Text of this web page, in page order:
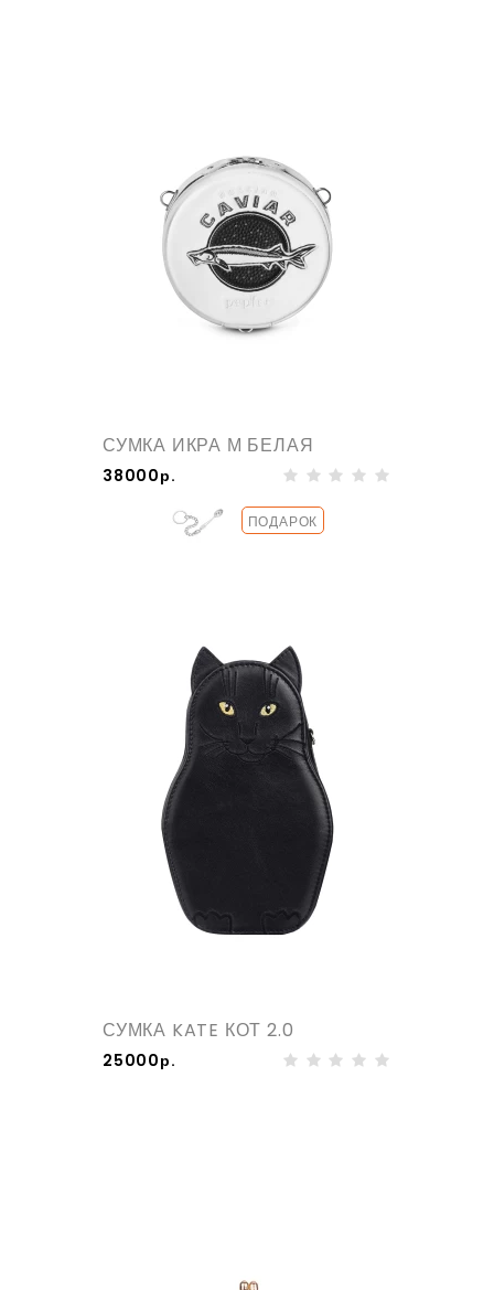
СУМКА ИКРА М БЕЛАЯ
38000р.
ПОДАРОК
СУМКА KATE КОТ 2.0
25000р.